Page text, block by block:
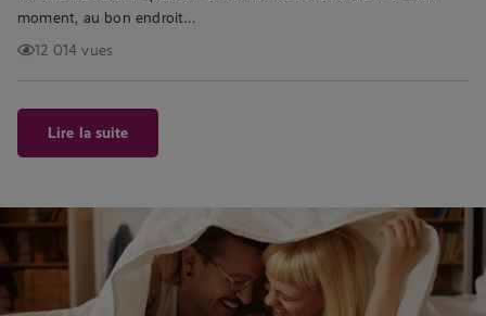
moment, au bon endroit…
12 014 vues
Lire la suite